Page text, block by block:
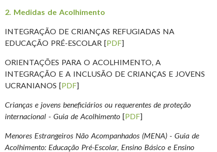
2. Medidas de Acolhimento
INTEGRAÇÃO DE CRIANÇAS REFUGIADAS NA
EDUCAÇÃO PRÉ-ESCOLAR [PDF]
ORIENTAÇÕES PARA O ACOLHIMENTO, A
INTEGRAÇÃO E A INCLUSÃO DE CRIANÇAS E JOVENS
UCRANIANOS [PDF]
Crianças e jovens beneficiários ou requerentes de proteção
internacional - Guia de Acolhimento [PDF]
Menores Estrangeiros Não Acompanhados (MENA) - Guia de
Acolhimento: Educação Pré-Escolar, Ensino Básico e Ensino